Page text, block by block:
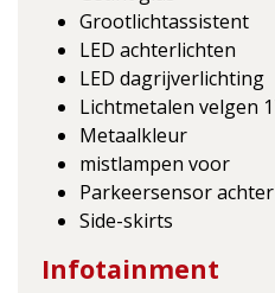
Grootlichtassistent
LED achterlichten
LED dagrijverlichting
Lichtmetalen velgen
Metaalkleur
mistlampen voor
Parkeersensor achter
Side-skirts
Infotainment